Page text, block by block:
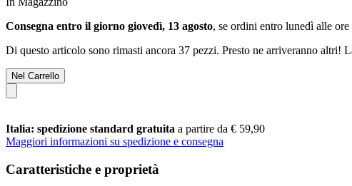
Consegna entro il giorno giovedì, 13 agosto, se ordini entro lunedì alle ore
Di questo articolo sono rimasti ancora 37 pezzi. Presto ne arriveranno altri!
Nel Carrello
Italia: spedizione standard gratuita a partire da € 59,90
Maggiori informazioni su spedizione e consegna
Caratteristiche e proprietà